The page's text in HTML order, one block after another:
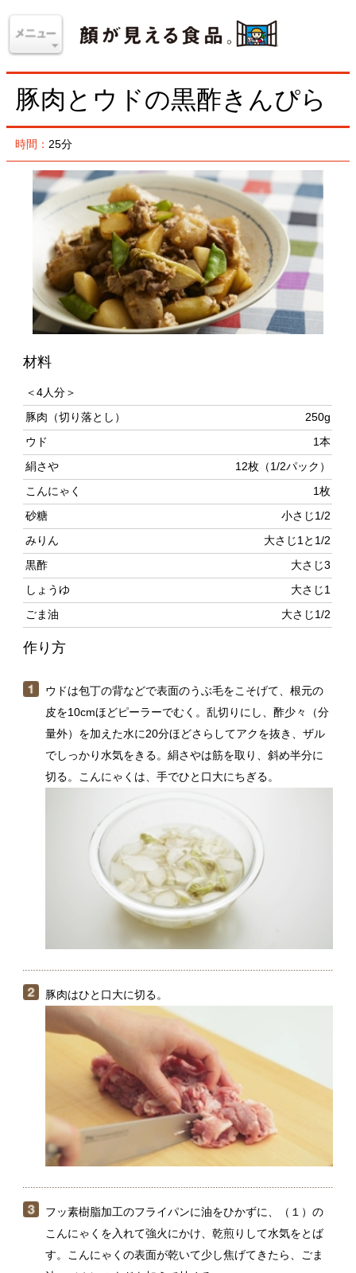
豚肉とウドの黒酢きんぴら
時間：25分
材料
豚肉（切り落とし）
ウド
絹さや
こんにゃく
砂糖 小さじ1/2
みりん 大さじ1と1/2
黒酢 大さじ3
しょうゆ 大さじ1
ごま油 大さじ1/2
作り方
ウドは包丁の背などで表面のうぶ毛をこそげて、根元の
量外）を加えた水に20分ほどさらしてアクを抜き、ザル
切る。こんにゃくは、手でひと口大にちぎる。
豚肉はひと口大に切る。
フッ素樹脂加工のフライパンに油をひかずに、（１）の
こんにゃくを入れて強火にかけ、乾煎りして水気をとば
す。こんにゃくの表面が乾いて少し焦げてきたら、ごま
油、（１）のウドを加えて炒める。